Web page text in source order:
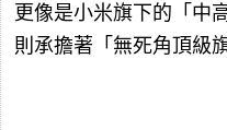
更像是小米旗下的「中
則承擔著「無死角頂級